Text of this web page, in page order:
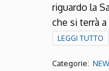
riguardo la
che si terrà
LEGGI TUTTO
Categorie: